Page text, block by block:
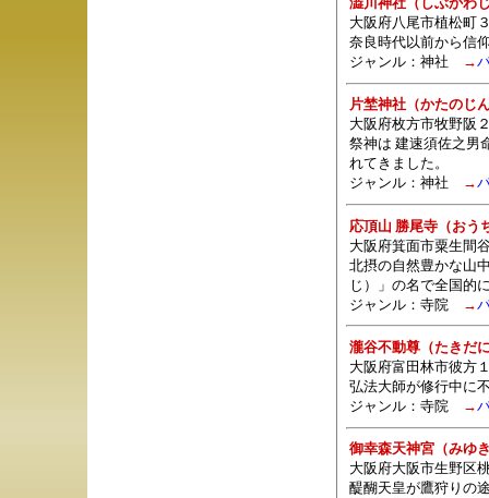
大阪府八尾市植松町
奈良時代以前から信
ジャンル： 神社 →
片埜神社（かたのじ
大阪府枚方市牧野阪
祭神は 建速須佐之男
れてきました。
ジャンル： 神社 →
応頂山 勝尾寺（おう
大阪府箕面市粟生間
北摂の自然豊かな山
じ）」の名で全国的
ジャンル： 寺院→
瀧谷不動尊（たきだ
大阪府富田林市彼方
弘法大師が修行中に
ジャンル： 寺院→
御幸森天神宮（みゆ
大阪府大阪市生野区
醍醐天皇が鷹狩りの